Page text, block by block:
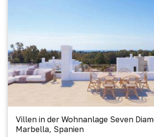
Villen in der Wohnanlage Seven
Marbella, Spanien